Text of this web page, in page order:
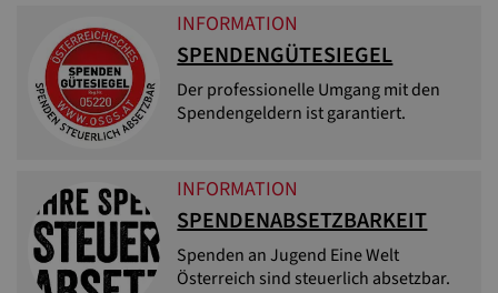
INFORMATION
SPENDENGÜTESIEGEL
Der professionelle Umgang mit den
Spendengeldern ist garantiert.
INFORMATION
SPENDENABSETZBARKEIT
Spenden an Jugend Eine Welt
Österreich sind steuerlich absetzbar.